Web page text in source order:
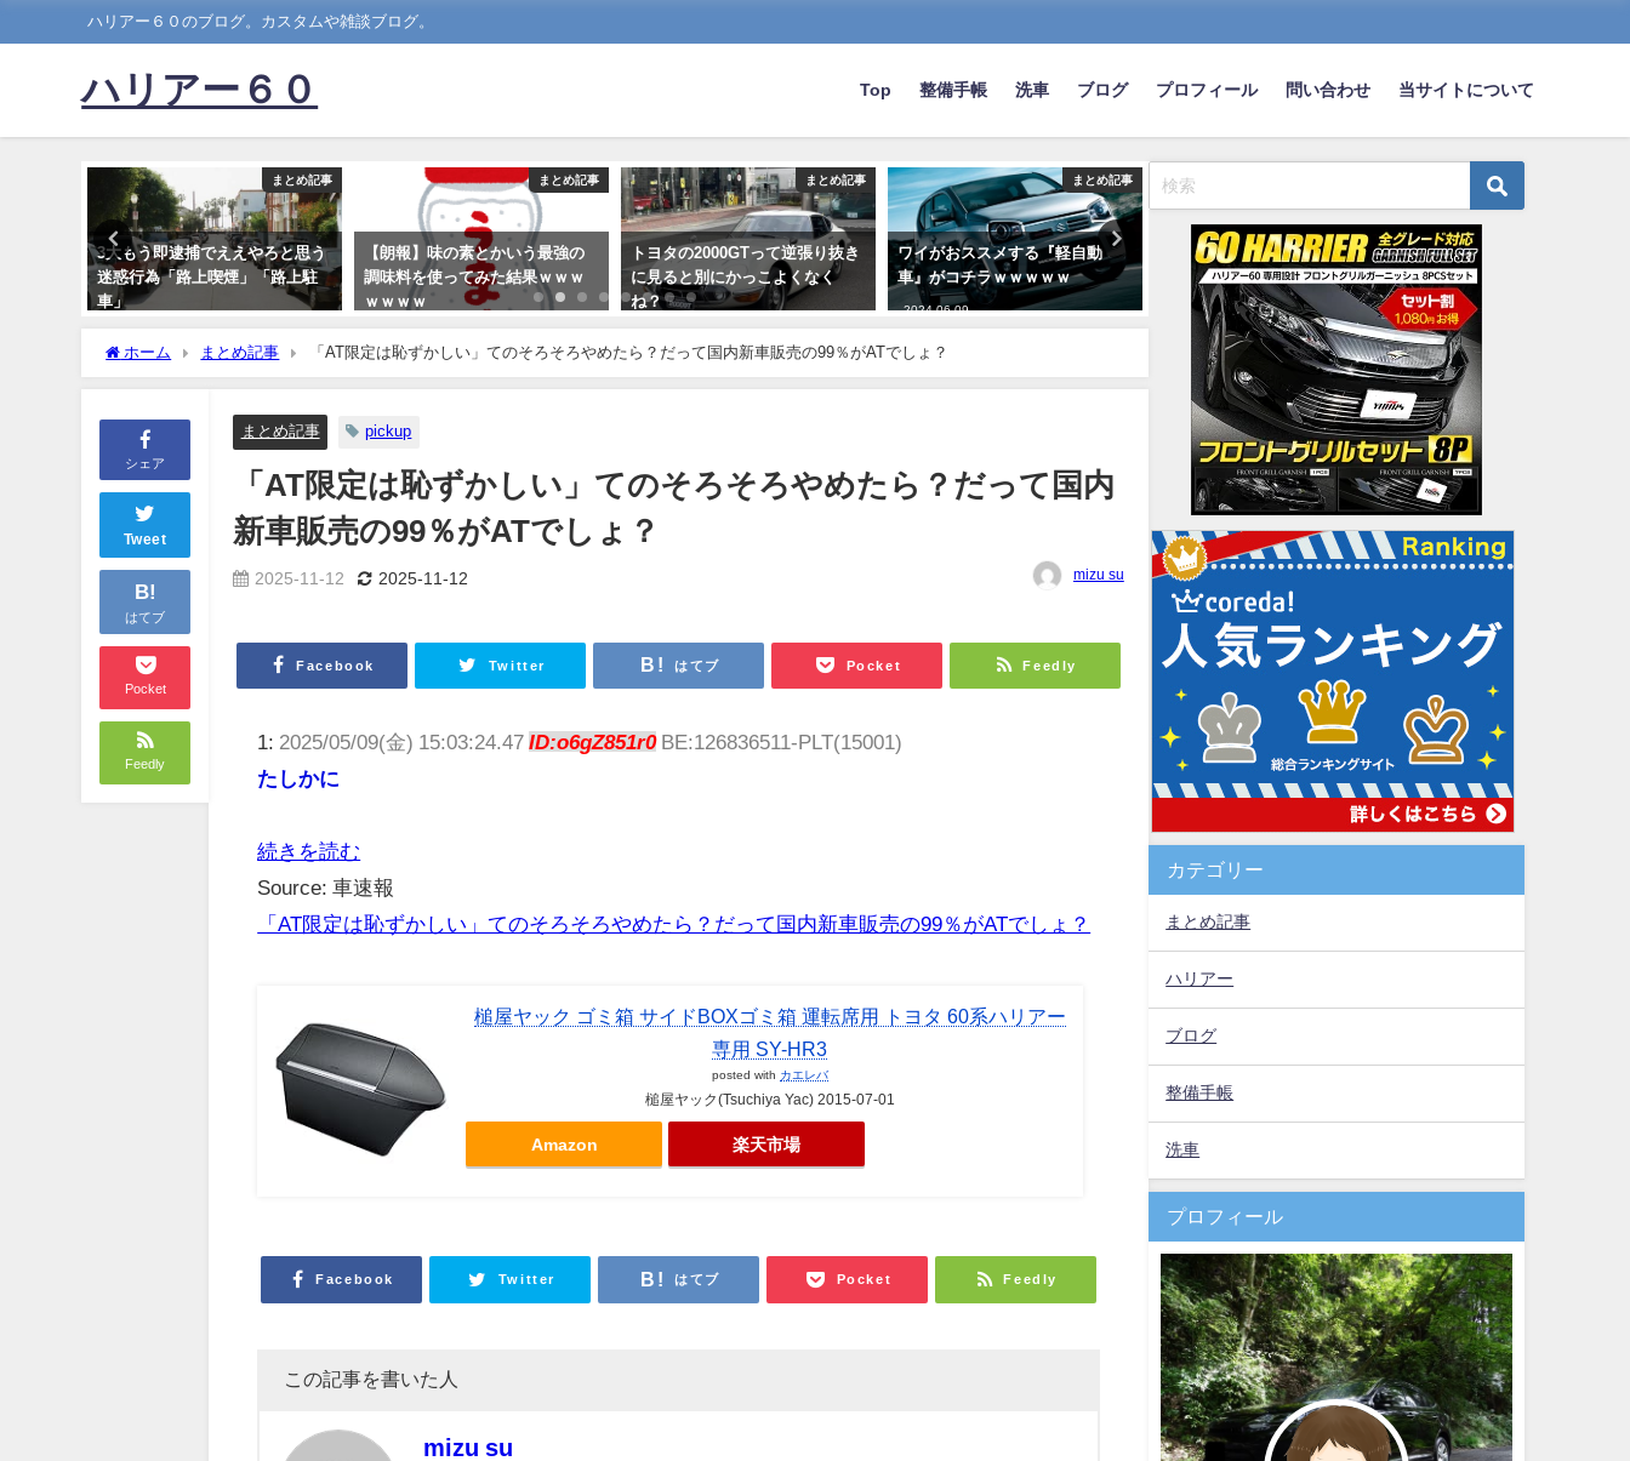
ハリアー６０のブログ。カスタムや雑談ブログ。
ハリアー６０ Top 整備手帳 洗車 ブログ プロフィール 問い合わせ 当サイトについて
まとめ記事
3大もう即逮捕でええやろと思う
迷惑行為「路上喫煙」「路上駐
車」
まとめ記事
【朗報】味の素とかいう最強の
調味料を使ってみた結果ｗｗｗ
ｗｗｗｗ
まとめ記事
トヨタの2000GTって逆張り抜き
に見ると別にかっこよくなく
ね？
まとめ記事
ワイがおススメする『軽自動
車』がコチラｗｗｗｗｗ
2024-06-09
ホンダ新型シビックタイプR発
売! FF車世界最速!! ←これ
wwwwwww
2022-09-07
新卒２年目ワイ、400万の
入！！！
2020-07-07
ホーム まとめ記事 「AT限定は恥ずかしい」てのそろそろやめたら？だって国内新車販売の99％がATでしょ？
シェア
Tweet
B!
はてブ
Pocket
Feedly
まとめ記事 pickup
「AT限定は恥ずかしい」てのそろそろやめたら？だって国内
新車販売の99％がATでしょ？
2025-11-12 2025-11-12 mizu su
Facebook Twitter はてブ Pocket Feedly
1: 2025/05/09(金) 15:03:24.47ID:o6gZ851r0BE:126836511-PLT(15001)
たしかに
続きを読む
Source: 車速報
「AT限定は恥ずかしい」てのそろそろやめたら？だって国内新車販売の99％がATでしょ？
槌屋ヤック ゴミ箱 サイドBOXゴミ箱 運転席用 トヨタ 60系ハリアー
専用 SY-HR3
posted with カエレバ
槌屋ヤック(Tsuchiya Yac) 2015-07-01
Amazon 楽天市場
Facebook Twitter はてブ Pocket Feedly
この記事を書いた人
mizu su
カテゴリー
まとめ記事
ハリアー
ブログ
整備手帳
洗車
プロフィール